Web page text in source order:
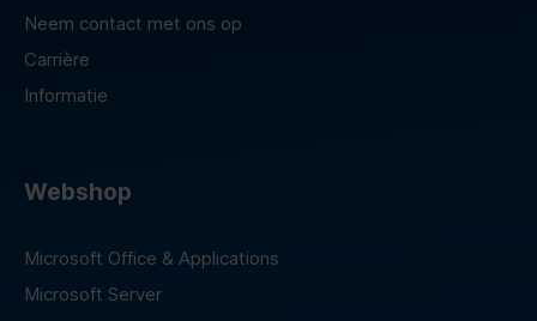
Neem contact met ons op
Carrière
Informatie
Webshop
Microsoft Office & Applications
Microsoft Server